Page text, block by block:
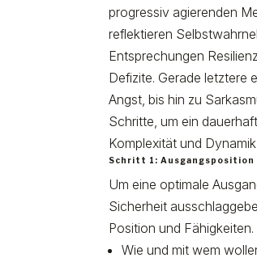
progressiv agierenden
reflektieren
Entsprechungen
Defizite. Gerade letztere
Angst, bis hin zu
Schritte, um ein
Komplexität und
Schritt 1: Ausgangsposition
Um eine optimale
Sicherheit
Position und
Wie und mit wem